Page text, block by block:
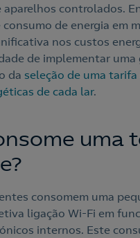
controlados.
de energia em
nos custos
de implementar
da seleção de uma
de cada lar.
uma
consomem uma
ligação Wi-Fi em
internos. Este